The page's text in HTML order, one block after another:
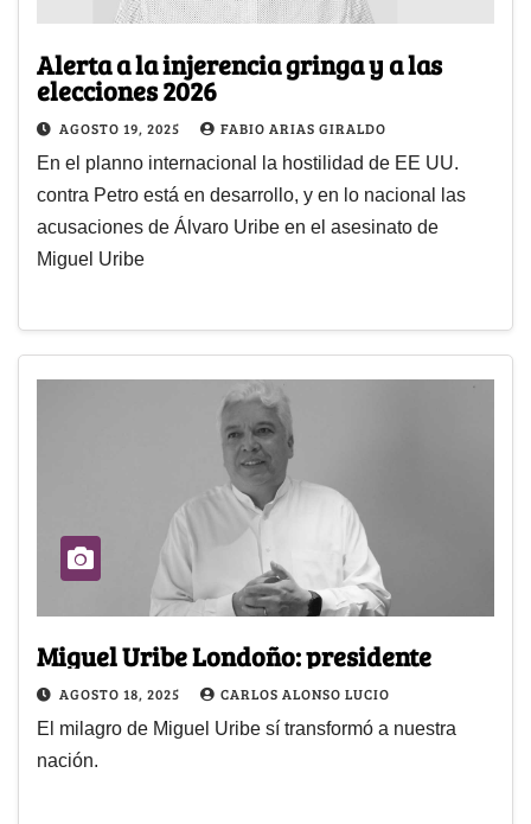
Alerta a la injerencia gringa y a las
elecciones 2026
AGOSTO 19, 2025 FABIO ARIAS GIRALDO
En el planno internacional la hostilidad de EE UU.
contra Petro está en desarrollo, y en lo nacional las
acusaciones de Álvaro Uribe en el asesinato de
Miguel Uribe
Miguel Uribe Londoño: presidente
AGOSTO 18, 2025 CARLOS ALONSO LUCIO
El milagro de Miguel Uribe sí transformó a nuestra
nación.